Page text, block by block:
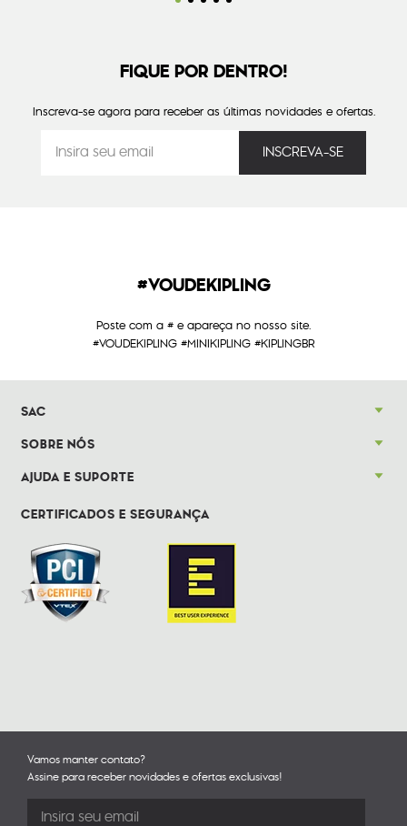
FIQUE POR DENTRO!
Inscreva-se agora para receber as últimas novidades e ofertas.
#VOUDEKIPLING
Poste com a # e apareça no nosso site.
#VOUDEKIPLING #MINIKIPLING #KIPLINGBR
SAC
SOBRE NÓS
AJUDA E SUPORTE
CERTIFICADOS E SEGURANÇA
Vamos manter contato?
Assine para receber novidades e ofertas exclusivas!